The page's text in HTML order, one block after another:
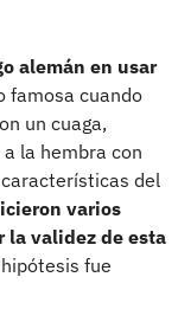
alemán en usar
famosa cuando
un cuaga,
la hembra con
del
varios
la validez de esta
fue